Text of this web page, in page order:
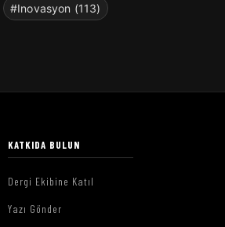
#Inovasyon (113)
KATKIDA BULUN
Dergi Ekibine Katıl
Yazı Gönder